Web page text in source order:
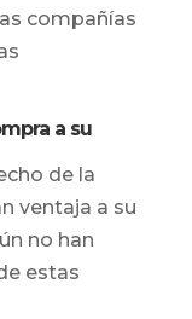
compañías
a su
de la
ventaja a su
no han
estas